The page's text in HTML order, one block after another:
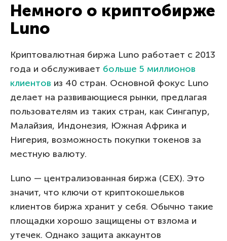
Немного о криптобирже
Luno
Криптовалютная биржа Luno работает с 2013
года и обслуживает больше 5 миллионов
клиентов из 40 стран. Основной фокус Luno
делает на развивающиеся рынки, предлагая
пользователям из таких стран, как Сингапур,
Малайзия, Индонезия, Южная Африка и
Нигерия, возможность покупки токенов за
местную валюту.
Luno — централизованная биржа (CEX). Это
значит, что ключи от криптокошельков
клиентов биржа хранит у себя. Обычно такие
площадки хорошо защищены от взлома и
утечек. Однако защита аккаунтов